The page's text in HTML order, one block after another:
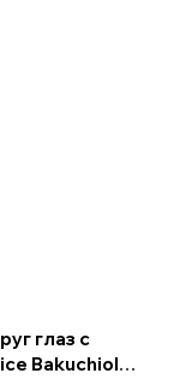
глаз с
Bakuchiol